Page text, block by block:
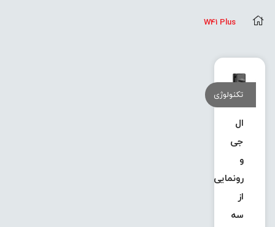
W41 Plus
تکنولوژی
ال
جی
و
رونمایی
از
سه